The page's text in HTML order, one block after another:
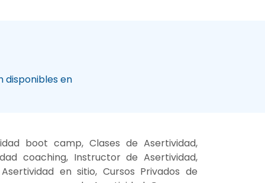
disponibles en
boot camp, Clases de Asertividad,
coaching, Instructor de Asertividad,
en sitio, Cursos Privados de